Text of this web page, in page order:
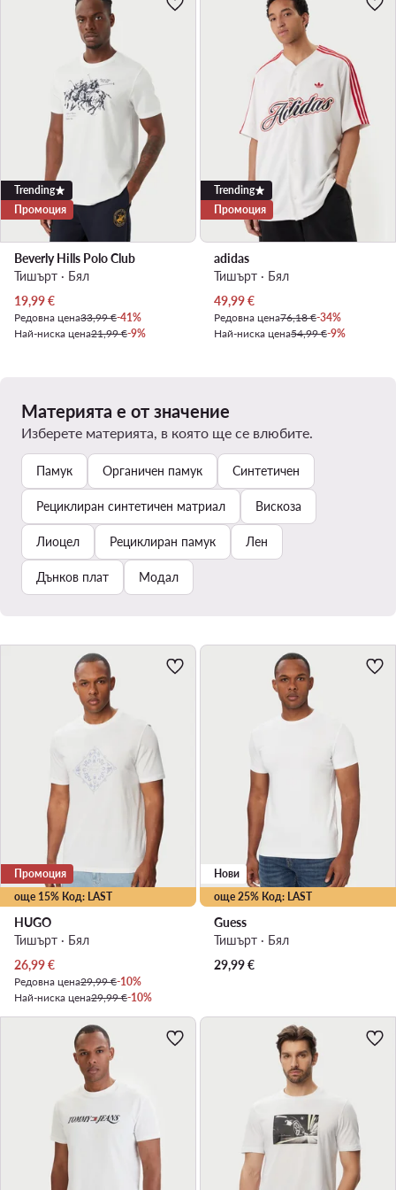
Trending
Промоция
Beverly Hills Polo Club
Тишърт · Бял
Актуална цена
19,99€
Редовна цена33,99 €-41%
Най-ниска цена21,99 €-9%
Trending
Промоция
adidas
Тишърт · Бял
Актуална цена
49,99€
Редовна цена76,18 €-34%
Най-ниска цена54,99 €-9%
Материята е от значение
Изберете материята, в която ще се влюбите.
Памук Органичен памук Синтетичен
Рециклиран синтетичен матриал Вискоза
Лиоцел Рециклиран памук Лен
Дънков плат Модал
още 15% Код: LAST
Промоция
HUGO
Тишърт · Бял
Актуална цена
26,99€
Редовна цена29,99 €-10%
Най-ниска цена29,99 €-10%
още 25% Код: LAST
Нови
Guess
Тишърт · Бял
29,99€